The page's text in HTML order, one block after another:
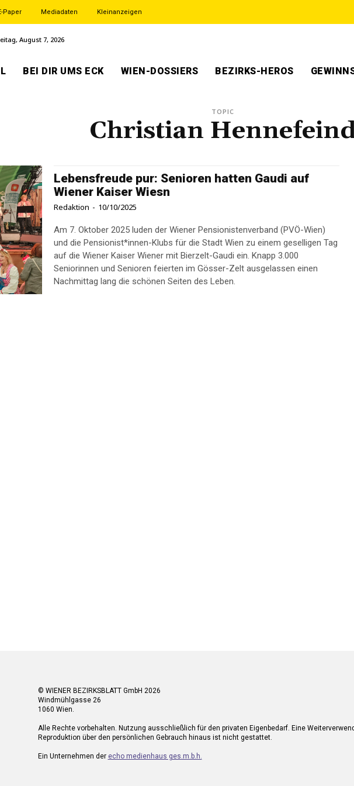
Paper Mediadaten Kleinanzeigen
August 7, 2026
BEI DIR UMS ECK WIEN-DOSSIERS BEZIRKS-HEROS
TOPIC
Christian
Lebensfreude pur: Senioren hatten Gaudi auf
Wiener Kaiser Wiesn
Redaktion - 10/10/2025
Am 7. Oktober 2025 luden der Wiener Pensionistenverband (PVÖ-Wien)
und die Pensionist*innen-Klubs für die Stadt Wien zu einem geselligen Tag
auf die Wiener Kaiser Wiener mit Bierzelt-Gaudi ein. Knapp 3.000
Seniorinnen und Senioren feierten im Gösser-Zelt ausgelassen einen
Nachmittag lang die schönen Seiten des Leben.
© WIENER BEZIRKSBLATT GmbH 2026
Windmühlgasse 26
1060 Wien.
Alle Rechte vorbehalten. Nutzung ausschließlich für den privaten Eigenbedarf. Eine
Reproduktion über den persönlichen Gebrauch hinaus ist nicht gestattet.
Ein Unternehmen der echo medienhaus ges.m.b.h.